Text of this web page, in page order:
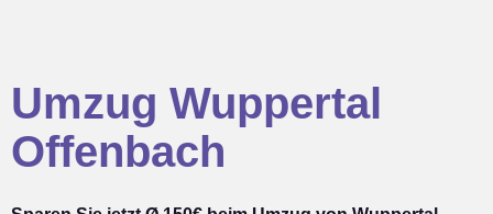
Umzug Wuppertal
Offenbach